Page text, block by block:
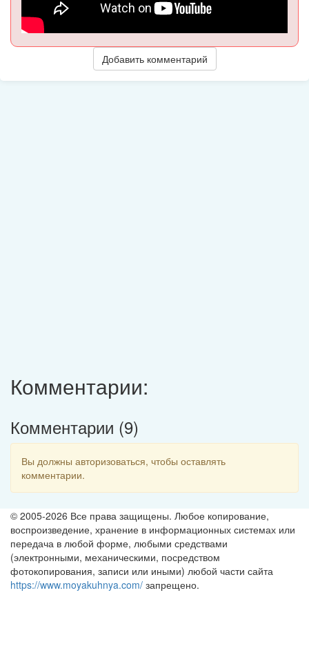
Добавить комментарий
Комментарии:
Комментарии (9)
Вы должны авторизоваться, чтобы оставлять
комментарии.
© 2005-2026 Все права защищены. Любое копирование,
воспроизведение, хранение в информационных системах или
передача в любой форме, любыми средствами
(электронными, механическими, посредством
фотокопирования, записи или иными) любой части сайта
https://www.moyakuhnya.com/ запрещено.